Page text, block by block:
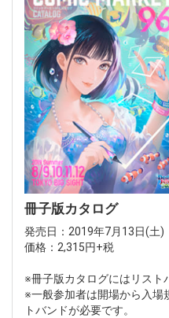
冊子版カタログ
発売日：2019年7月13日(土)
価格：2,315円+税
※冊子版カタログにはリスト
※一般参加者は開場から入場
トバンドが必要です。